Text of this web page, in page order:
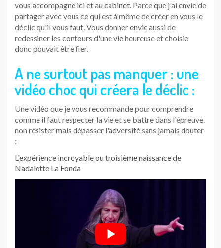
vous accompagne ici et au cabinet. Parce que j'ai envie de
partager avec vous ce qui est à même de créer en vous le
déclic qu'il vous faut. Vous donner envie aussi de
redessiner les contours d'une vie heureuse et choisie
donc pouvait être fier.
A ne surtout pas manquer : une
vidéo choc qui créera le déclic :
Une vidéo que je vous recommande pour comprendre
comme il faut respecter la vie et se battre dans l'épreuve.
non résister mais dépasser l'adversité sans jamais douter
:
L'expérience incroyable ou troisième naissance de
Nadalette La Fonda